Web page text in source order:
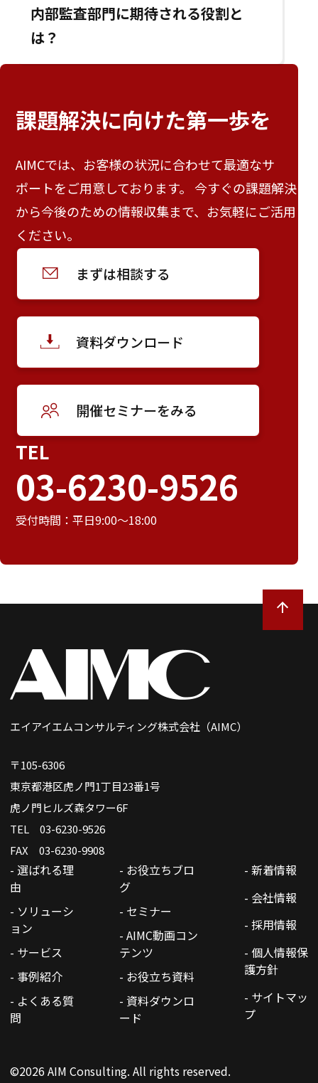
内部監査部門に期待される役割と
は？
課題解決に向けた第一歩を
AIMCでは、お客様の状況に合わせて最適なサ
ポートをご用意しております。 今すぐの課題解決
から今後のための情報収集まで、お気軽にご活用
ください。
まずは相談する
資料ダウンロード
開催セミナーをみる
TEL
03-6230-9526
受付時間：平日9:00～18:00
エイアイエムコンサルティング株式会社（AIMC）
〒105-6306
東京都港区虎ノ門1丁目23番1号
虎ノ門ヒルズ森タワー6F
TEL 03-6230-9526
FAX 03-6230-9908
- 選ばれる理
由
- ソリューシ
ョン
- サービス
- 事例紹介
- よくある質
問
- お役立ちブロ
グ
- セミナー
- AIMC動画コン
テンツ
- お役立ち資料
- 資料ダウンロ
ード
- 新着情報
- 会社情報
- 採用情報
- 個人情報保
護方針
- サイトマッ
プ
©2026 AIM Consulting. All rights reserved.